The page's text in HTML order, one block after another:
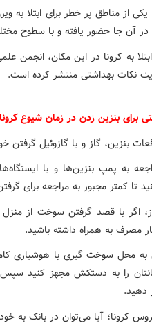
یکی از مناطق پر خطر برای ابتلا به
در آن جا حضور یافته و با سطوح
به کرونا در این مکان، انجمن
نکات بهداشتی منتشر کرده است.
برای بنزین زدن در زمان شیوع کرونا
به پمپ بنزین‌ها و یا
تا کمتر مجبور به مراجعه برای
اگر با قصد گرفتن سوخت از
مصرف به همراه داشته باشید.
به محل سوخت گیری با هوشیاری
را به دستکش مجهز کنید
دهید.
کرونا؛ آیا می‌توان در بانک به